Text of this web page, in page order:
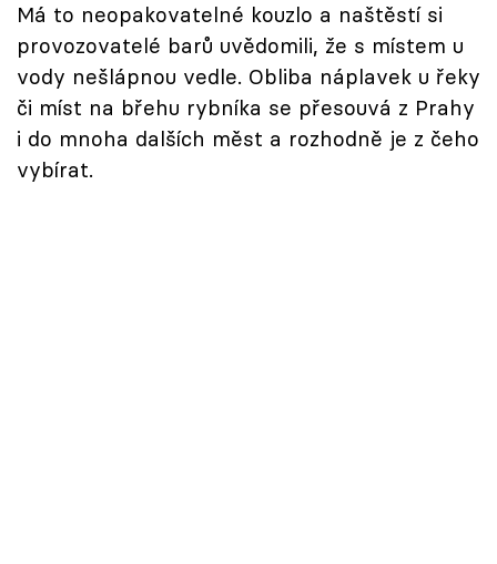
Sledujte prima+
Přihlášení
Má to neopakovatelné kouzlo a naštěstí si
provozovatelé barů uvědomili, že s místem u
vody nešlápnou vedle. Obliba náplavek u řeky
či míst na břehu rybníka se přesouvá z Prahy
i do mnoha dalších měst a rozhodně je z čeho
vybírat.